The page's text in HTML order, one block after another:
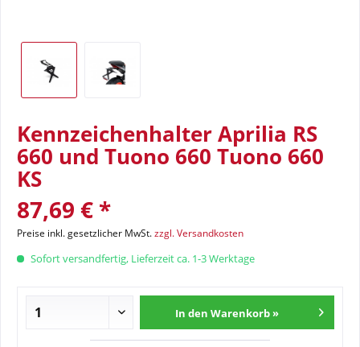
Kennzeichenhalter Aprilia RS
660 und Tuono 660 Tuono 660
KS
87,69 € *
Preise inkl. gesetzlicher MwSt.zzgl. Versandkosten
Sofort versandfertig, Lieferzeit ca. 1-3 Werktage
In den Warenkorb »